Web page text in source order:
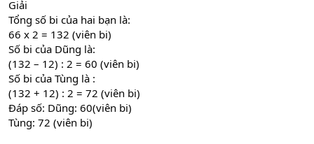
Giải
Tổng số bi của hai bạn là:
66 x 2 = 132 (viên bi)
Số bi của Dũng là:
(132 – 12) : 2 = 60 (viên bi)
Số bi của Tùng là :
(132 + 12) : 2 = 72 (viên bi)
Đáp số: Dũng: 60(viên bi)
Tùng: 72 (viên bi)